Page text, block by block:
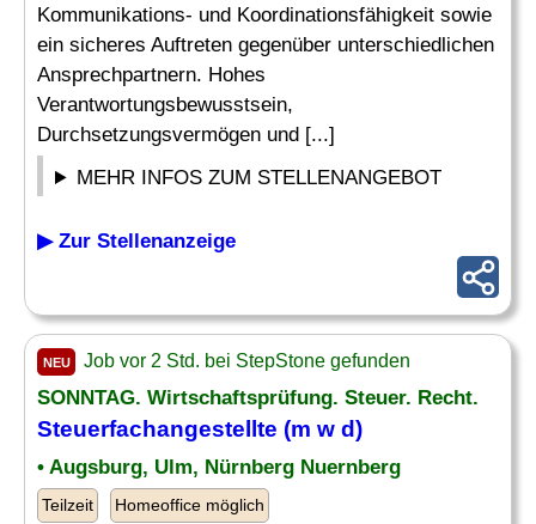
Kommunikations- und Koordinationsfähigkeit sowie
ein sicheres Auftreten gegenüber unterschiedlichen
Ansprechpartnern. Hohes
Verantwortungsbewusstsein,
Durchsetzungsvermögen und [...]
MEHR INFOS ZUM STELLENANGEBOT
▶ Zur Stellenanzeige
NEU Job vor 2 Std. bei StepStone gefunden
SONNTAG. Wirtschaftsprüfung. Steuer. Recht.
Steuerfachangestellte (m w d)
• Augsburg, Ulm, Nürnberg Nuernberg
Teilzeit Homeoffice möglich